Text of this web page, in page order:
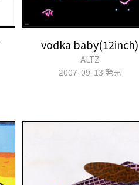
vodka baby(12inch)
ALTZ
2007-09-13 発売